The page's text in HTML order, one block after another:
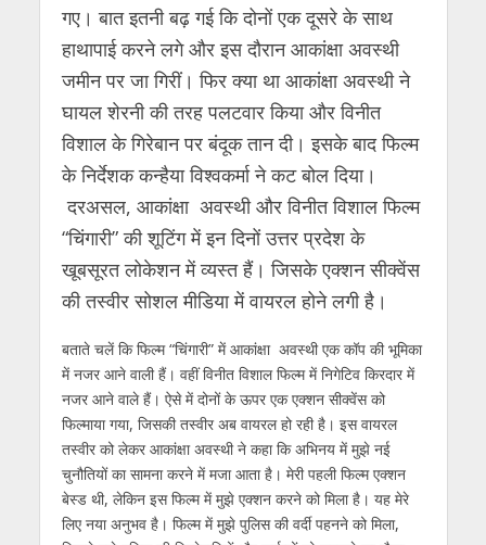
गए। बात इतनी बढ़ गई कि दोनों एक दूसरे के साथ
हाथापाई करने लगे और इस दौरान आकांक्षा अवस्थी
जमीन पर जा गिरीं। फिर क्या था आकांक्षा अवस्थी ने
घायल शेरनी की तरह पलटवार किया और विनीत
विशाल के गिरेबान पर बंदूक तान दी। इसके बाद फिल्म
के निर्देशक कन्हैया विश्वकर्मा ने कट बोल दिया।
दरअसल, आकांक्षा अवस्थी और विनीत विशाल फिल्म
“चिंगारी” की शूटिंग में इन दिनों उत्तर प्रदेश के
खूबसूरत लोकेशन में व्यस्त हैं। जिसके एक्शन सीक्वेंस
की तस्वीर सोशल मीडिया में वायरल होने लगी है।
बताते चलें कि फिल्म “चिंगारी” में आकांक्षा अवस्थी एक कॉप की भूमिका
में नजर आने वाली हैं। वहीं विनीत विशाल फिल्म में निगेटिव किरदार में
नजर आने वाले हैं। ऐसे में दोनों के ऊपर एक एक्शन सीक्वेंस को
फिल्माया गया, जिसकी तस्वीर अब वायरल हो रही है। इस वायरल
तस्वीर को लेकर आकांक्षा अवस्थी ने कहा कि अभिनय में मुझे नई
चुनौतियों का सामना करने में मजा आता है। मेरी पहली फिल्म एक्शन
बेस्ड थी, लेकिन इस फिल्म में मुझे एक्शन करने को मिला है। यह मेरे
लिए नया अनुभव है। फिल्म में मुझे पुलिस की वर्दी पहनने को मिला,